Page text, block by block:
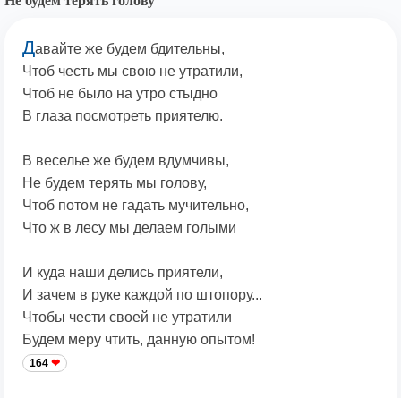
Давайте же будем бдительны,
Чтоб честь мы свою не утратили,
Чтоб не было на утро стыдно
В глаза посмотреть приятелю.
В веселье же будем вдумчивы,
Не будем терять мы голову,
Чтоб потом не гадать мучительно,
Что ж в лесу мы делаем голыми
И куда наши делись приятели,
И зачем в руке каждой по штопору...
Чтобы чести своей не утратили
Будем меру чтить, данную опытом!
164